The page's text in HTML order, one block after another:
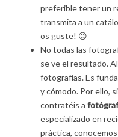
preferible tener un
transmita a un
os guste! 😉
No todas las
se ve el resultado.
fotografías. Es
y cómodo. Por ello,
contratéis a
especializado en
práctica,